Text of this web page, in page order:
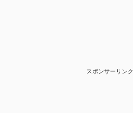
スポンサーリンク